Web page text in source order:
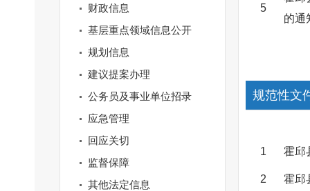
财政信息
基层重点领域信息公开
规划信息
建议提案办理
公务员及事业单位招录
应急管理
回应关切
监督保障
其他法定信息
5
的通
规范性文
1 霍邱
2 霍邱